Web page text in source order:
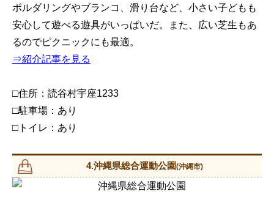
ボルダリングやブランコ、滑り台など、小さい子どもも
安心して遊べる遊具がいっぱいだ。また、広い芝生もあ
るのでピクニックにも最適。
⇒紹介記事を見る
□住所：読谷村宇座1233
□駐車場：あり
□トイレ：あり
4.沖縄県総合運動公園(沖縄市)